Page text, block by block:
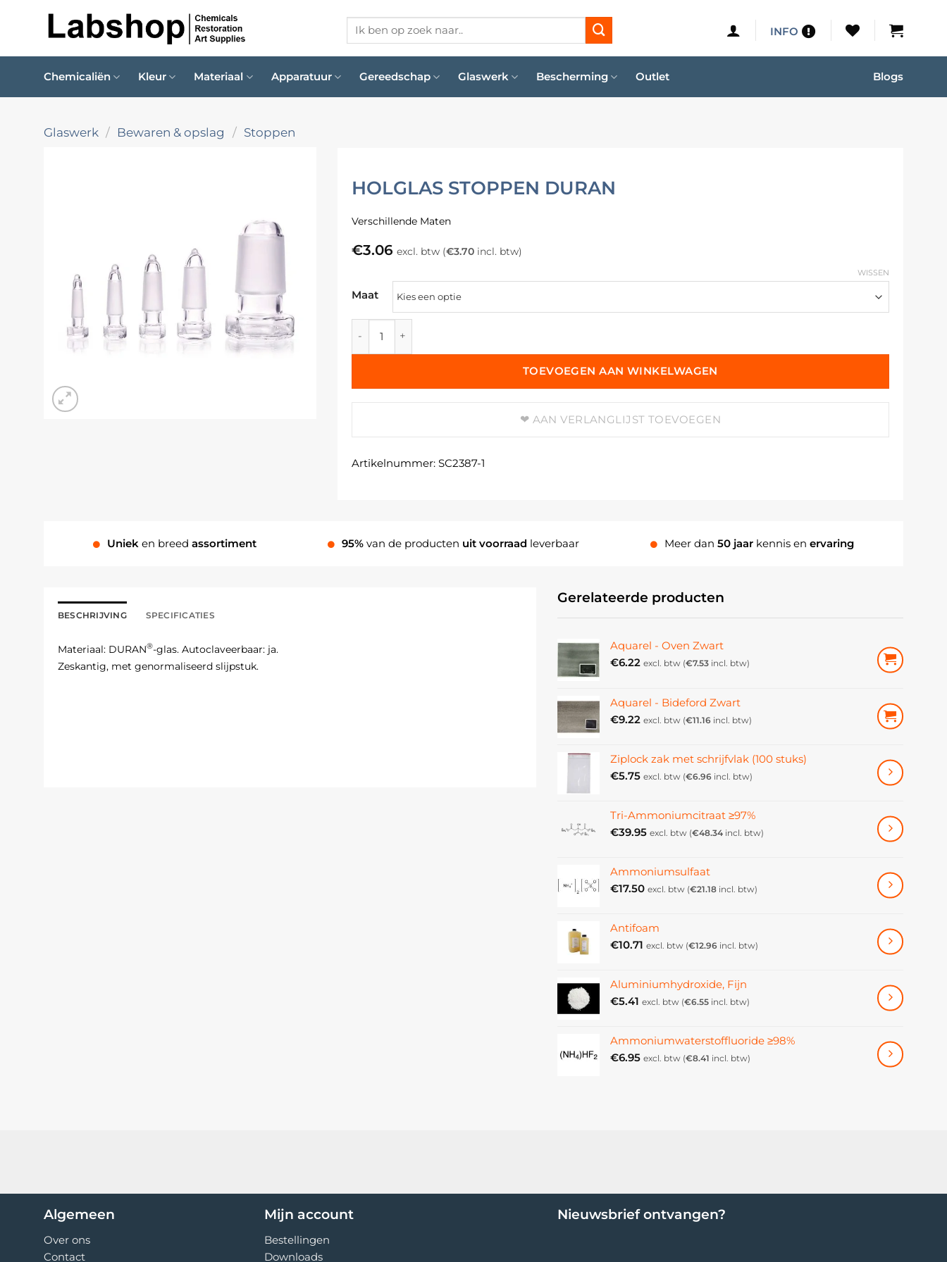
Zoeken
INFO
Chemicaliën Kleur Materiaal Apparatuur Gereedschap Glaswerk Bescherming Outlet Blogs
Glaswerk / Bewaren & opslag / Stoppen
HOLGLAS STOPPEN DURAN
Verschillende Maten
€3.06 excl. btw (€3.70incl. btw)
Maat
WISSEN
TOEVOEGEN AAN WINKELWAGEN
AAN VERLANGLIJST TOEVOEGEN
Artikelnummer: SC2387-1
Unieken breedassortiment 95%van de producten uit voorraad leverbaar Meer dan 50 jaarkennis en ervaring
BESCHRIJVING SPECIFICATIES
Materiaal: DURAN®-glas. Autoclaveerbaar: ja.
Zeskantig, met genormaliseerd slijpstuk.
Gerelateerde producten
Aquarel - Oven Zwart
€6.22 excl. btw (€7.53 incl. btw)
Aquarel - Bideford Zwart
€9.22 excl. btw (€11.16 incl. btw)
Ziplock zak met schrijfvlak (100 stuks)
€5.75 excl. btw (€6.96 incl. btw)
Tri-Ammoniumcitraat ≥97%
€39.95 excl. btw (€48.34 incl. btw)
Ammoniumsulfaat
€17.50 excl. btw (€21.18 incl. btw)
Antifoam
€10.71 excl. btw (€12.96 incl. btw)
Aluminiumhydroxide, Fijn
€5.41 excl. btw (€6.55 incl. btw)
Ammoniumwaterstoffluoride ≥98%
€6.95 excl. btw (€8.41 incl. btw)
Algemeen
Over ons
Contact
Mijn account
Bestellingen
Downloads
Nieuwsbrief ontvangen?